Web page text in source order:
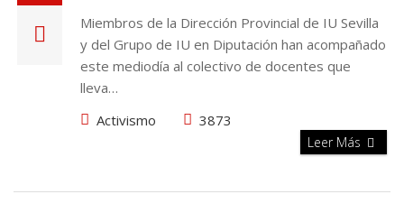
Miembros de la Dirección Provincial de IU Sevilla
y del Grupo de IU en Diputación han acompañado
este mediodía al colectivo de docentes que
lleva…
Activismo
3873
Leer Más